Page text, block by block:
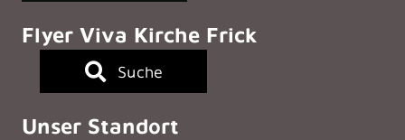
Flyer Viva Kirche Frick
Suche
Unser Standort